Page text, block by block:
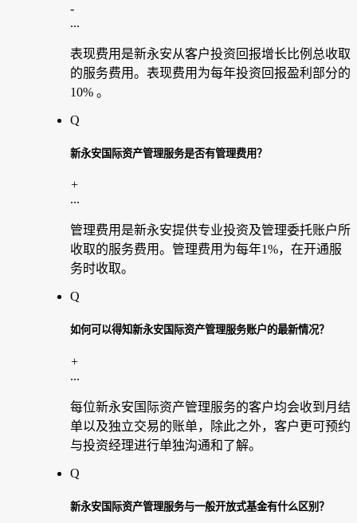
-
...
表现费用是新永安从客户投资回报增长比例总收取
的服务费用。表现费用为每年投资回报盈利部分的
10% 。
Q
新永安国际资产管理服务是否有管理费用？
+
...
管理费用是新永安提供专业投资及管理委托账户所
收取的服务费用。管理费用为每年1%，在开通服
务时收取。
Q
如何可以得知新永安国际资产管理服务账户的最新情况？
+
...
每位新永安国际资产管理服务的客户均会收到月结
单以及独立交易的账单，除此之外，客户更可预约
与投资经理进行单独沟通和了解。
Q
新永安国际资产管理服务与一般开放式基金有什么区别？